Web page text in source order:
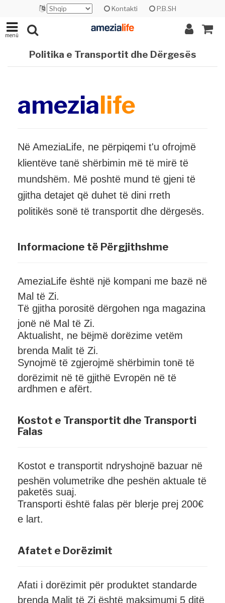
Kontakti P.B.SH
menü
Politika e Transportit dhe Dërgesës
amezialife
Në AmeziaLife, ne përpiqemi t'u ofrojmë
klientëve tanë shërbimin më të mirë të
mundshëm. Më poshtë mund të gjeni të
gjitha detajet që duhet të dini rreth
politikës sonë të transportit dhe dërgesës.
Informacione të Përgjithshme
AmeziaLife është një kompani me bazë në
Mal të Zi.
Të gjitha porositë dërgohen nga magazina
jonë në Mal të Zi.
Aktualisht, ne bëjmë dorëzime vetëm
brenda Malit të Zi.
Synojmë të zgjerojmë shërbimin tonë të
dorëzimit në të gjithë Evropën në të
ardhmen e afërt.
Kostot e Transportit dhe Transporti
Falas
Kostot e transportit ndryshojnë bazuar në
peshën volumetrike dhe peshën aktuale të
paketës suaj.
Transporti është falas për blerje prej 200€
e lart.
Afatet e Dorëzimit
Afati i dorëzimit për produktet standarde
brenda Malit të Zi është maksimumi 5 ditë